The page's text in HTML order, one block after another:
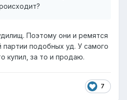
Поэтому они и ремятся
партии подобных уд. У самого
купил, за то и продаю.
7